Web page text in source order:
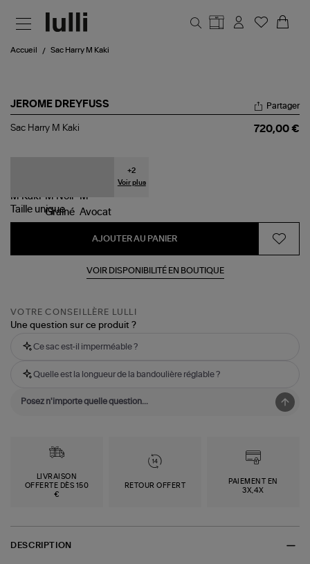
Accueil Sac Harry M Kaki
JEROME DREYFUSS
Sac
Partager
Sac Harry M Kaki 720,00 €
+2
Voir plus
Taille unique
AJOUTER AU PANIER
VOIR DISPONIBILITÉ EN BOUTIQUE
VOTRE CONSEILLÈRE LULLI
Une question sur ce produit ?
Ce sac est-il imperméable ?
Quelle est la longueur de la bandoulière réglable ?
LIVRAISON
OFFERTE DÈS 150
€
RETOUR OFFERT
PAIEMENT EN
3X,4X
DESCRIPTION